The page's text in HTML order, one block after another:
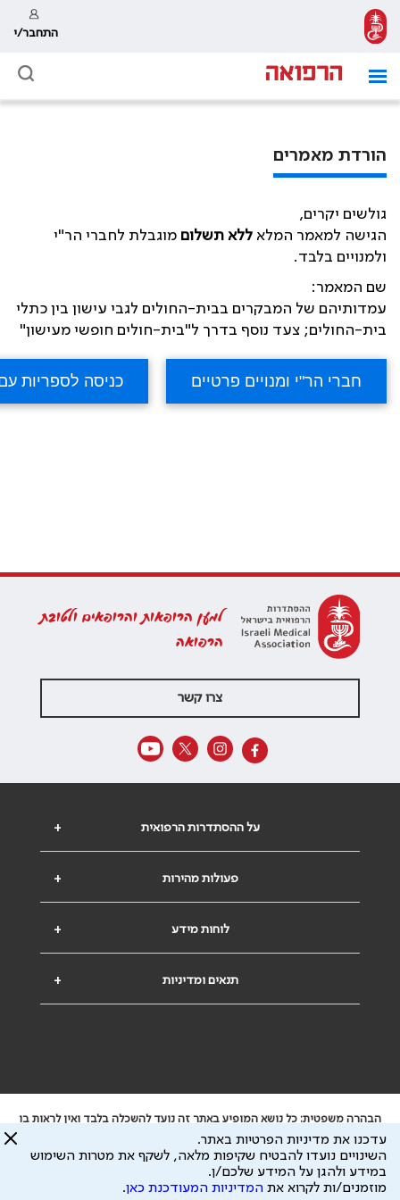
התחבר/י
הורדת מאמרים
גולשים יקרים,
הגישה למאמר המלא ללא תשלום מוגבלת לחברי הר"י
ולמנויים בלבד.
שם המאמר:
עמדותיהם של המבקרים בבית-החולים לגבי עישון בין כתלי
בית-החולים; צעד נוסף בדרך ל"בית-חולים חופשי מעישון"
למען הרופאות והרופאים ולטובת
הרפואה
צרו קשר
+ על ההסתדרות הרפואית
+ פעולות מהירות
+ לוחות מידע
+ תנאים ומדיניות
הבהרה משפטית: כל נושא המופיע באתר זה נועד להשכלה בלבד ואין לראות בו
ייעוץ רפואי או משפטי. אין הר"י אחראית לתוכן המתפרסם באתר זה ולכל נזק
שעלול להיגרם.
ידוע לי שהר"י אוספת ושומרת מידע אישי לצורך מתן השרות וכי חלק ממנו עשוי
להיות מועבר לצדדים שלישיים, הכל בכפוף למדיניות הפרטיות
עדכנו את מדיניות הפרטיות באתר.
השינויים נועדו להבטיח שקיפות מלאה, לשקף את מטרות השימוש
במידע ולהגן על המידע שלכם/ן.
מוזמנים/ות לקרוא את המדיניות המעודכנת כאן.